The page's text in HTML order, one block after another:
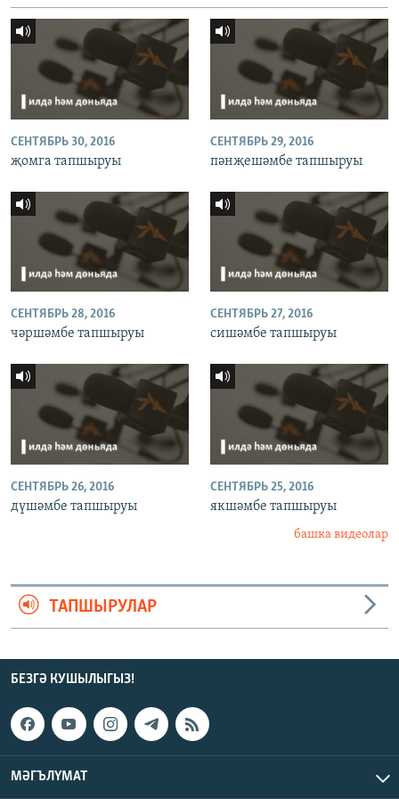
СЕНТЯБРЬ 30, 2016
җомга тапшыруы
СЕНТЯБРЬ 29, 2016
пәнҗешәмбе тапшыруы
СЕНТЯБРЬ 28, 2016
чәршәмбе тапшыруы
СЕНТЯБРЬ 27, 2016
сишәмбе тапшыруы
СЕНТЯБРЬ 26, 2016
дүшәмбе тапшыруы
СЕНТЯБРЬ 25, 2016
якшәмбе тапшыруы
башка видеолар
ТАПШЫРУЛАР
БЕЗГӘ КУШЫЛЫГЫЗ!
МӘГЪЛҮМАТ